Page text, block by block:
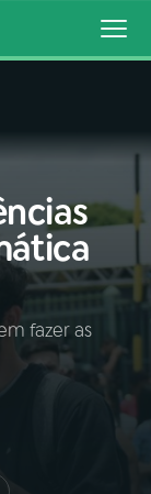
fazer as